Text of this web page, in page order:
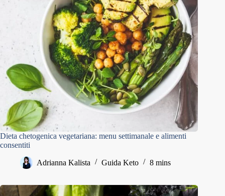
Dieta chetogenica vegetariana: menu settimanale e alimenti
consentiti
Adrianna Kalista Guida Keto 8 mins